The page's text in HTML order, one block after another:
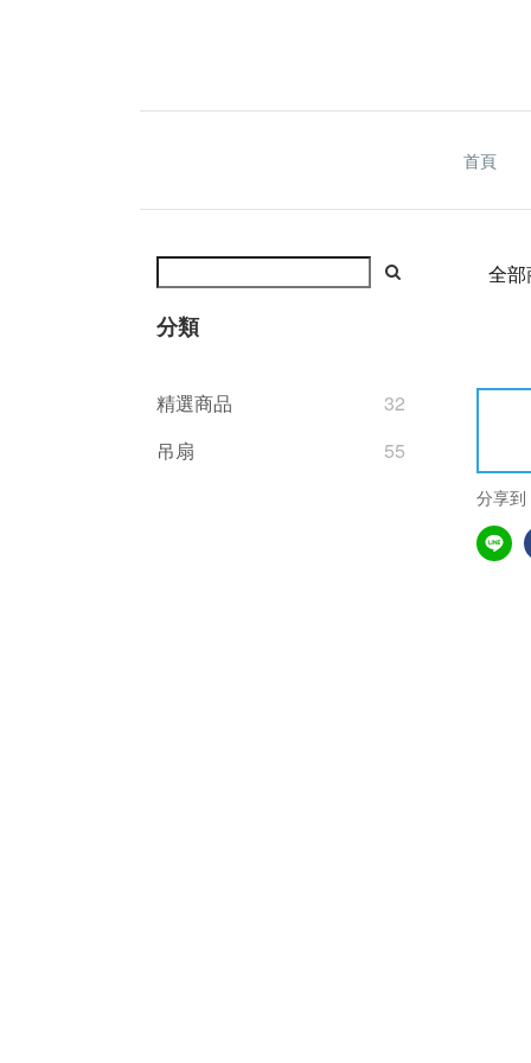
首頁
分類
精選商品
32
吊扇
55
全
分享到